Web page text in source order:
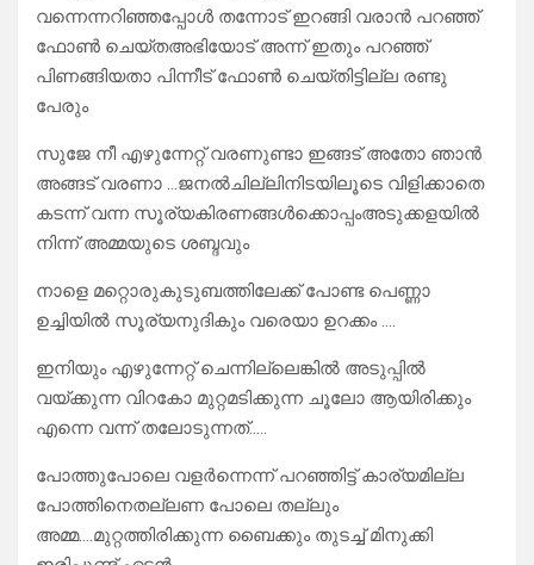
വന്നെന്നറിഞ്ഞപ്പോൾ തന്നോട് ഇറങ്ങി വരാൻ പറഞ്ഞ്
ഫോൺ ചെയ്തഅഭിയോട് അന്ന് ഇതും പറഞ്ഞ്
പിണങ്ങിയതാ പിന്നീട് ഫോൺ ചെയ്തിട്ടില്ല രണ്ടു
പേരും
സുജേ നീ എഴുന്നേറ്റ് വരണുണ്ടാ ഇങ്ങട് അതോ ഞാൻ
അങ്ങട് വരണാ …ജനൽചില്ലിനിടയിലൂടെ വിളിക്കാതെ
കടന്ന് വന്ന സൂര്യകിരണങ്ങൾക്കൊപ്പംഅടുക്കളയിൽ
നിന്ന് അമ്മയുടെ ശബ്ദവും
നാളെ മറ്റൊരുകുടുബത്തിലേക്ക് പോണ്ട പെണ്ണാ
ഉച്ചിയിൽ സൂര്യനുദികും വരെയാ ഉറക്കം ….
ഇനിയും എഴുന്നേറ്റ് ചെന്നില്ലെങ്കിൽ അടുപ്പിൽ
വയ്ക്കുന്ന വിറകോ മുറ്റമടിക്കുന്ന ചൂലോ ആയിരിക്കും
എന്നെ വന്ന് തലോടുന്നത്…..
പോത്തുപോലെ വളർന്നെന്ന് പറഞ്ഞിട്ട് കാര്യമില്ല
പോത്തിനെതല്ലണ പോലെ തല്ലും
അമ്മ….മുറ്റത്തിരിക്കുന്ന ബൈക്കും തുടച്ച് മിനുക്കി